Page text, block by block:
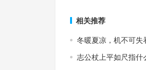
相关推荐
冬暖夏凉，机不可失
志公杖上平如尺指什